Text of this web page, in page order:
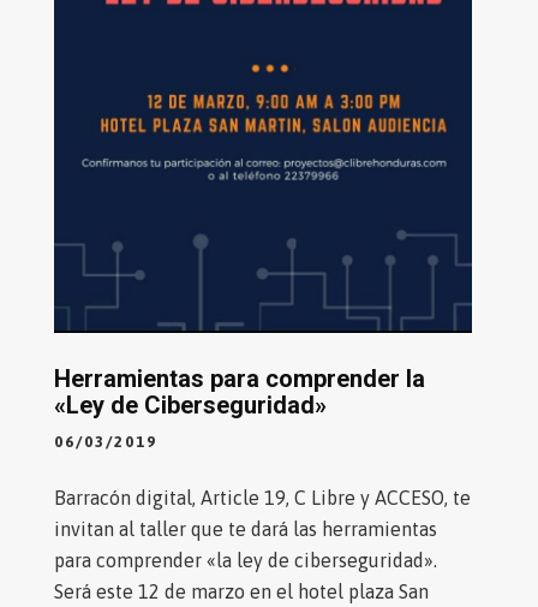
Herramientas para comprender la
«Ley de Ciberseguridad»
06/03/2019
Barracón digital, Article 19, C Libre y ACCESO, te
invitan al taller que te dará las herramientas
para comprender «la ley de ciberseguridad».
Será este 12 de marzo en el hotel plaza San